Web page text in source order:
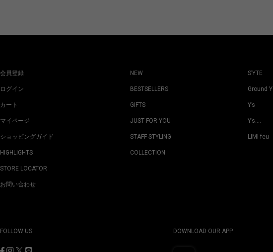
会員登録
ログイン
カート
マイページ
ショッピングガイド
HIGHLIGHTS
STORE LOCATOR
お問い合わせ
NEW
BESTSELLERS
GIFTS
JUST FOR YOU
STAFF STYLING
COLLECTION
S’YTE
Ground Y
Y’s
Y’s….
LIMI feu
FOLLOW US DOWNLOAD OUR APP